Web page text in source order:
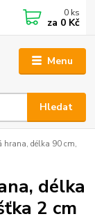
Menu
Hledat
0 ks
za 0 Kč
hrana, délka 90 cm,
délka
2 cm